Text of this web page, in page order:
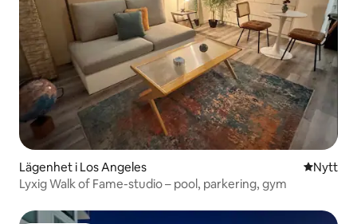
Lägenhet i Los Angeles NyttNytt
Lyxig Walk of Fame-studio – pool, parkering, gym